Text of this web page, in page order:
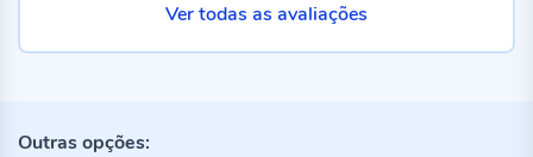
Ver todas as avaliações
Outras opções: